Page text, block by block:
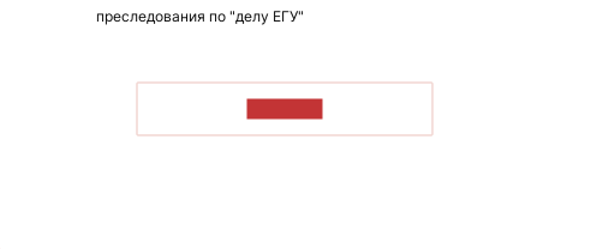
преследования по "делу ЕГУ"